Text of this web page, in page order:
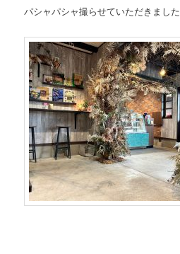
パシャパシャ撮らせていただきました